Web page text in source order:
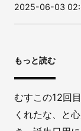
2025-06-03
もっと読む
むすこの12回
くれたな、と